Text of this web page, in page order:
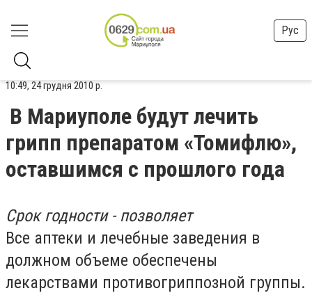
Рус
10:49, 24 грудня 2010 р.
В Мариуполе будут лечить
грипп препаратом «Томифлю»,
оставшимся с прошлого года
Срок годности - позволяет
Все аптеки и лечебные заведения в
должном объеме обеспечены
лекарствами противогриппозной группы.